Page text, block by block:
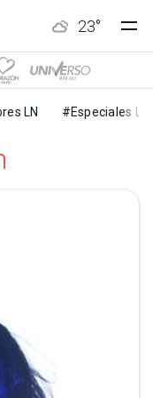
23°
LN #Especiales LN